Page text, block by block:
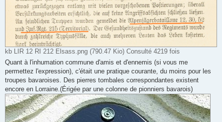
kb LIR 12 RI 212 Elsass.png (790.47 Kio) Consulté 4219 fois
Quant à l'inhumation commune d'amis et d'ennemis (si vous me
permettez l'expression), c'était une pratique courante, du moins pour les
troupes bavaroises. Des pierres tombales correspondantes existent
encore en Lorraine.(Érigée par une colonne de pionniers bavarois)